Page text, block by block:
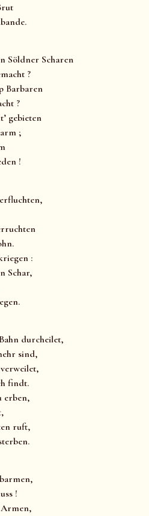
Söldner Scharen
?
Barbaren
?
gebieten
;
!
:
Schar,
durcheilet,
sind,
findt.
erben,
ruft,
!